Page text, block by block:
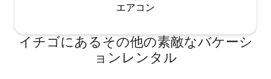
エアコン
イチゴにあるその他の素敵なバケーシ
ョンレンタル